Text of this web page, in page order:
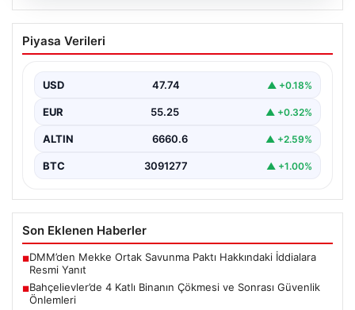
06.08.2026
Bahçelievler’de 4 Katlı Binanın Çökmesi
ve Sonrası Güvenlik Önlemleri
bölge sakinleri ve yetkilileri korkutan anlara sahne oldu.
Piyasa Verileri
USD 47.74 ▲ +0.18%
EUR 55.25 ▲ +0.32%
ALTIN 6660.6 ▲ +2.59%
BTC 3091277 ▲ +1.00%
Son Eklenen Haberler
■DMM’den Mekke Ortak Savunma Paktı Hakkındaki İddialara
Resmi Yanıt
■Bahçelievler’de 4 Katlı Binanın Çökmesi ve Sonrası Güvenlik
Önlemleri